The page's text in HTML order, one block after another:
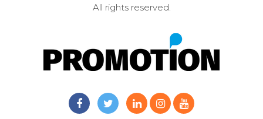
All rights reserved.